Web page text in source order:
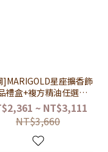
]MARIGOLD星座擴香飾
禮盒+複方精油任選
MMS281PER013】
~ NT$3,111
NT$3,660